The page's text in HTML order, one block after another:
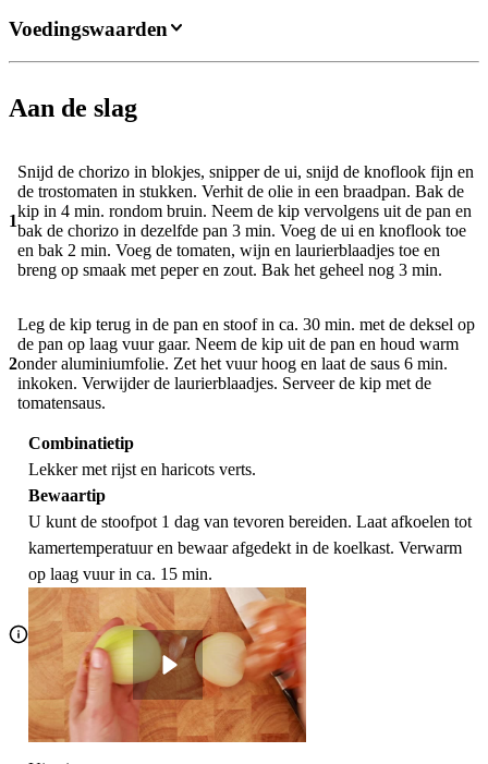
Aan de slag
1
Snijd de chorizo in blokjes, snipper de ui, snijd de knoflook fijn en
de trostomaten in stukken. Verhit de olie in een braadpan. Bak de
kip in 4 min. rondom bruin. Neem de kip vervolgens uit de pan en
bak de chorizo in dezelfde pan 3 min. Voeg de ui en knoflook toe
en bak 2 min. Voeg de tomaten, wijn en laurierblaadjes toe en
breng op smaak met peper en zout. Bak het geheel nog 3 min.
2
Leg de kip terug in de pan en stoof in ca. 30 min. met de deksel op
de pan op laag vuur gaar. Neem de kip uit de pan en houd warm
onder aluminiumfolie. Zet het vuur hoog en laat de saus 6 min.
inkoken. Verwijder de laurierblaadjes. Serveer de kip met de
tomatensaus.
Combinatietip
Lekker met rijst en haricots verts.
Bewaartip
U kunt de stoofpot 1 dag van tevoren bereiden. Laat afkoelen tot
kamertemperatuur en bewaar afgedekt in de koelkast. Verwarm
op laag vuur in ca. 15 min.
Voedingswaarden